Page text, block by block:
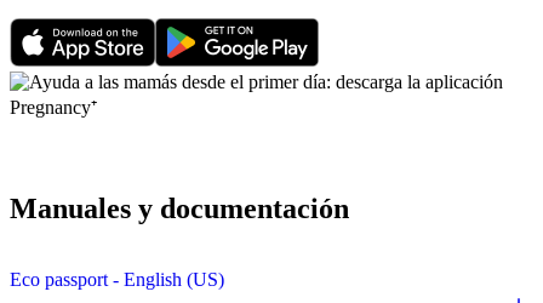
Manuales y documentación
Eco passport - English (US)